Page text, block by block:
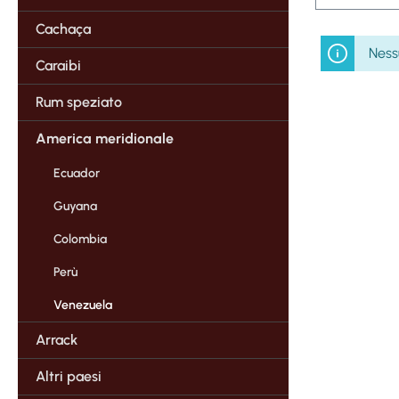
Cachaça
Caraibi
Rum speziato
America meridionale
Ecuador
Guyana
Colombia
Perù
Venezuela
Arrack
Altri paesi